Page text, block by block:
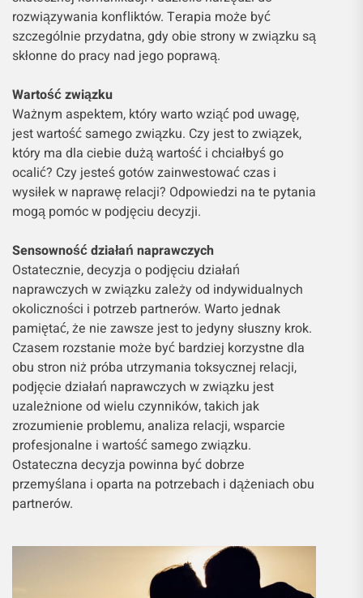
rozwiązywania konfliktów. Terapia może być
szczególnie przydatna, gdy obie strony w związku są
skłonne do pracy nad jego poprawą.
Wartość związku
Ważnym aspektem, który warto wziąć pod uwagę,
jest wartość samego związku. Czy jest to związek,
który ma dla ciebie dużą wartość i chciałbyś go
ocalić? Czy jesteś gotów zainwestować czas i
wysiłek w naprawę relacji? Odpowiedzi na te pytania
mogą pomóc w podjęciu decyzji.
Sensowność działań naprawczych
Ostatecznie, decyzja o podjęciu działań
naprawczych w związku zależy od indywidualnych
okoliczności i potrzeb partnerów. Warto jednak
pamiętać, że nie zawsze jest to jedyny słuszny krok.
Czasem rozstanie może być bardziej korzystne dla
obu stron niż próba utrzymania toksycznej relacji,
podjęcie działań naprawczych w związku jest
uzależnione od wielu czynników, takich jak
zrozumienie problemu, analiza relacji, wsparcie
profesjonalne i wartość samego związku.
Ostateczna decyzja powinna być dobrze
przemyślana i oparta na potrzebach i dążeniach obu
partnerów.